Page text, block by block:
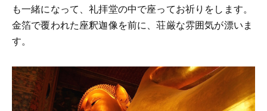
も一緒になって、礼拝堂の中で座ってお祈りをします。
金箔で覆われた座釈迦像を前に、荘厳な雰囲気が漂いま
す。